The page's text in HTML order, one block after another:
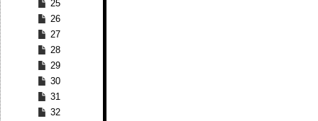
25
26
27
28
29
30
31
32